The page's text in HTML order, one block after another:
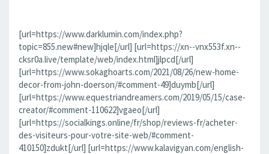
[url=https://www.darklumin.com/index.php?
topic=855.new#new]hjqle[/url] [url=https://xn--vnx553f.xn--
cksr0a.live/template/web/index.html]jlpcd[/url]
[url=https://www.sokaghoarts.com/2021/08/26/new-home-
decor-from-john-doerson/#comment-49]duymb[/url]
[url=https://www.equestriandreamers.com/2019/05/15/case-
creator/#comment-110622]vgaeo[/url]
[url=https://socialkings.online/fr/shop/reviews-fr/acheter-
des-visiteurs-pour-votre-site-web/#comment-
410150]zdukt[/url] [url=https://www.kalavigyan.com/english-